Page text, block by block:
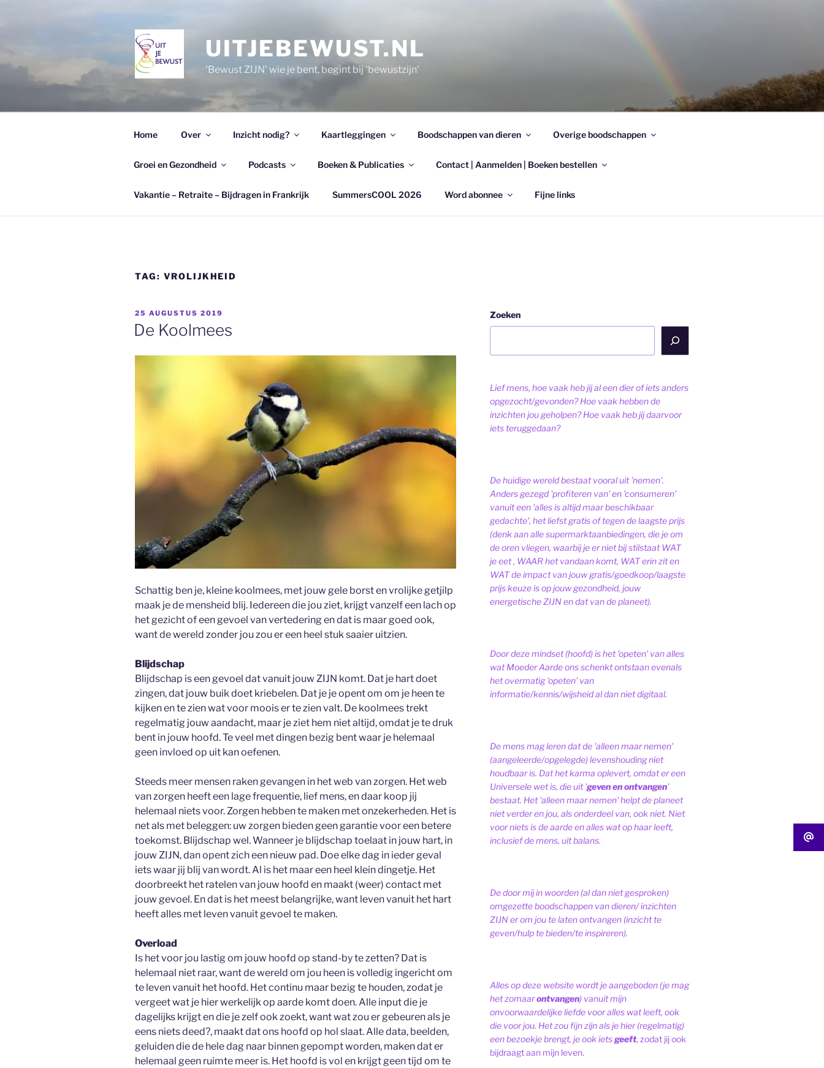
UITJEBEWUST.NL
'Bewust ZIJN' wie je bent, begint bij 'bewustzijn'
Home Over Inzicht nodig? Kaartleggingen Boodschappen van dieren Overige boodschappen
Groei en Gezondheid Podcasts Boeken & Publicaties Contact | Aanmelden | Boeken bestellen
Vakantie – Retraite – Bijdragen in Frankrijk SummersCOOL 2026 Word abonnee Fijne links
TAG: VROLIJKHEID
GEPLAATST
OP
25 AUGUSTUS 2019
De Koolmees
Schattig ben je, kleine koolmees, met jouw gele borst en vrolijke getjilp
maak je de mensheid blij. Iedereen die jou ziet, krijgt vanzelf een lach op
het gezicht of een gevoel van vertedering en dat is maar goed ook,
want de wereld zonder jou zou er een heel stuk saaier uitzien.
Blijdschap
Blijdschap is een gevoel dat vanuit jouw ZIJN komt. Dat je hart doet
zingen, dat jouw buik doet kriebelen. Dat je je opent om om je heen te
kijken en te zien wat voor moois er te zien valt. De koolmees trekt
regelmatig jouw aandacht, maar je ziet hem niet altijd, omdat je te druk
bent in jouw hoofd. Te veel met dingen bezig bent waar je helemaal
geen invloed op uit kan oefenen.
Steeds meer mensen raken gevangen in het web van zorgen. Het web
van zorgen heeft een lage frequentie, lief mens, en daar koop jij
helemaal niets voor. Zorgen hebben te maken met onzekerheden. Het is
net als met beleggen: uw zorgen bieden geen garantie voor een betere
toekomst. Blijdschap wel. Wanneer je blijdschap toelaat in jouw hart, in
jouw ZIJN, dan opent zich een nieuw pad. Doe elke dag in ieder geval
iets waar jij blij van wordt. Al is het maar een heel klein dingetje. Het
doorbreekt het ratelen van jouw hoofd en maakt (weer) contact met
jouw gevoel. En dat is het meest belangrijke, want leven vanuit het hart
heeft alles met leven vanuit gevoel te maken.
Overload
Is het voor jou lastig om jouw hoofd op stand-by te zetten? Dat is
helemaal niet raar, want de wereld om jou heen is volledig ingericht om
te leven vanuit het hoofd. Het continu maar bezig te houden, zodat je
vergeet wat je hier werkelijk op aarde komt doen. Alle input die je
dagelijks krijgt en die je zelf ook zoekt, want wat zou er gebeuren als je
eens niets deed?, maakt dat ons hoofd op hol slaat. Alle data, beelden,
geluiden die de hele dag naar binnen gepompt worden, maken dat er
helemaal geen ruimte meer is. Het hoofd is vol en krijgt geen tijd om te
Zoeken
Lief mens, hoe vaak heb jij al een dier of iets anders
opgezocht/gevonden? Hoe vaak hebben de
inzichten jou geholpen? Hoe vaak heb jij daarvoor
iets teruggedaan?
De huidige wereld bestaat vooral uit 'nemen'.
Anders gezegd 'profiteren van' en 'consumeren'
vanuit een 'alles is altijd maar beschikbaar
gedachte', het liefst gratis of tegen de laagste prijs
(denk aan alle supermarktaanbiedingen, die je om
de oren vliegen, waarbij je er niet bij stilstaat WAT
je eet , WAAR het vandaan komt, WAT erin zit en
WAT de impact van jouw gratis/goedkoop/laagste
prijs keuze is op jouw gezondheid, jouw
energetische ZIJN en dat van de planeet).
Door deze mindset (hoofd) is het 'opeten' van alles
wat Moeder Aarde ons schenkt ontstaan evenals
het overmatig 'opeten' van
informatie/kennis/wijsheid al dan niet digitaal.
De mens mag leren dat de 'alleen maar nemen'
(aangeleerde/opgelegde) levenshouding niet
houdbaar is. Dat het karma oplevert, omdat er een
Universele wet is, die uit 'geven en ontvangen'
bestaat. Het 'alleen maar nemen' helpt de planeet
niet verder en jou, als onderdeel van, ook niet. Niet
voor niets is de aarde en alles wat op haar leeft,
inclusief de mens, uit balans.
De door mij in woorden (al dan niet gesproken)
omgezette boodschappen van dieren/ inzichten
ZIJN er om jou te laten ontvangen (inzicht te
geven/hulp te bieden/te inspireren).
Alles op deze website wordt je aangeboden (je mag
het zomaarontvangen) vanuit mijn
onvoorwaardelijke liefde voor alles wat leeft, ook
die voor jou. Het zou fijn zijn als je hier (regelmatig)
een bezoekje brengt, je ook ietsgeeft, zodat jij ook
bijdraagt aan mijn leven.